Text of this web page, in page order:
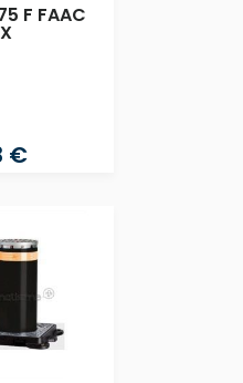
F FAAC
€